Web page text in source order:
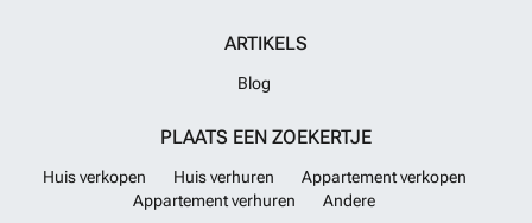
ARTIKELS
Blog
PLAATS EEN ZOEKERTJE
Huis verkopen Huis verhuren
Appartement verkopen
Appartement verhuren
Andere